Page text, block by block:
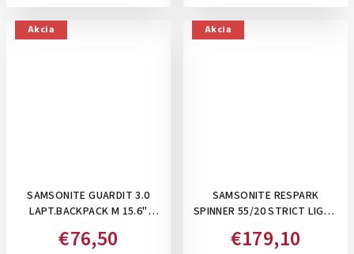
Akcia
SAMSONITE GUARDIT 3.0
LAPT.BACKPACK M 15.6"
, 22,5 L
€76,50
Akcia
SAMSONITE RESPARK
SPINNER 55/20 STRICT LIGHT
€179,10